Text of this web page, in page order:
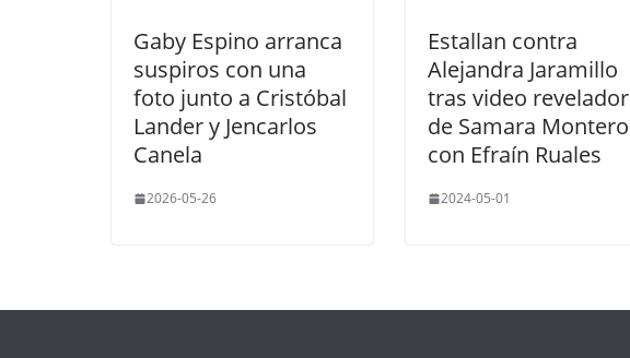
Gaby Espino arranca
suspiros con una
foto junto a Cristóbal
Lander y Jencarlos
Canela
2026-05-26
Estallan contra
Alejandra Jaramillo
tras video revelador
de Samara Montero
con Efraín Ruales
2024-05-01